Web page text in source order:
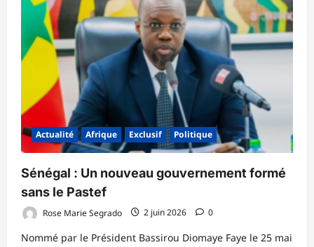
l’AFAB
en
croisade
contre
stigmatisation
des
personnes
atteintes
d’albinisme
Actualité Afrique Exclusif Politique
Sénégal : Un nouveau gouvernement formé
sans le Pastef
Rose Marie Segrado 2 juin 2026 0
Nommé par le Président Bassirou Diomaye Faye le 25 mai